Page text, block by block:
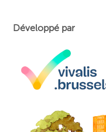
Développé par